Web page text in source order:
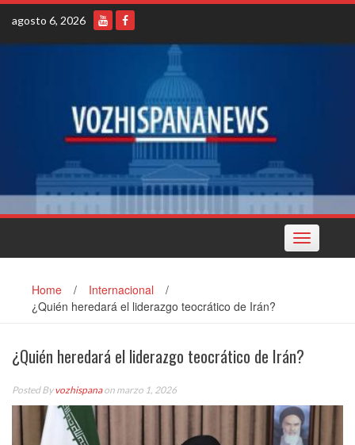
Skip
content
agosto 6, 2026
Toggle
navigation
Home / Internacional
/
¿Quién heredará el liderazgo teocrático de Irán?
¿Quién heredará el liderazgo teocrático de Irán?
Posted Byvozhispanaon marzo 1, 2026